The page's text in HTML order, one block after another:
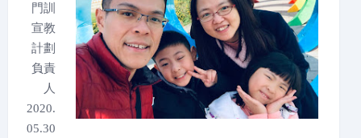
門訓
宣教
計劃
負責
人
2020.
05.30